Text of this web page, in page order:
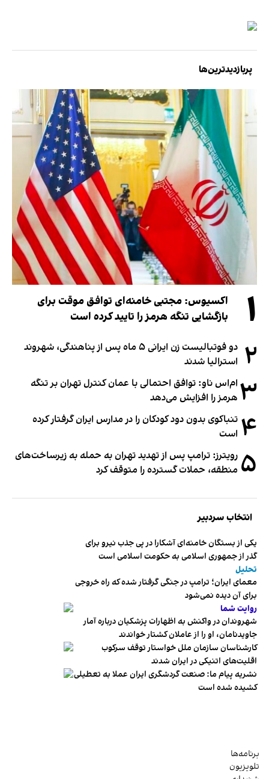
پربازدیدترین‌ها
۱
اکسیوس: مجتبی خامنه‌ای توافق موقت برای
بازگشایی تنگه هرمز را تایید کرده است
۲
دو فوتبالیست زن ایرانی ۵ ماه پس از پناهندگی، شهروند
استرالیا شدند
۳ ام‌اس ناو: توافق احتمالی با عمان کنترل تهران بر تنگه
هرمز را افزایش می‌دهد
۴ تنباکوی بدون دود کودکان را در مدارس ایران گرفتار کرده
است
۵ رویترز: ترامپ پس از تهدید تهران به حمله به زیرساخت‌های
منطقه، حملات گسترده را متوقف کرد
انتخاب سردبیر
یکی از بستگان خامنه‌ای آشکارا در پی جذب نیرو برای
گذر از جمهوری اسلامی به حکومت اسلامی است
تحلیل
معمای ایران؛ ترامپ در جنگی گرفتار شده که راه خروجی
برای آن دیده نمی‌شود
روایت شما
شهروندان در واکنش به اظهارات پزشکیان درباره آمار
جاویدنامان، او را از عاملان کشتار خواندند
کارشناسان سازمان ملل خواستار توقف سرکوب
اقلیت‌های اتنیکی در ایران شدند
نشریه پیام ما: صنعت گردشگری ایران عملا به تعطیلی
کشیده شده است
برنامه‌ها
تلویزیون